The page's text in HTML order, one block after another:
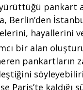
pankart
Berlin’den
hayallerini
bir alan
pankartların
Paris’te kaldığı